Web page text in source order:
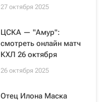
27 октября 2025
ЦСКА — "Амур":
смотреть онлайн матч
КХЛ 26 октября
26 октября 2025
Отец Илона Маска